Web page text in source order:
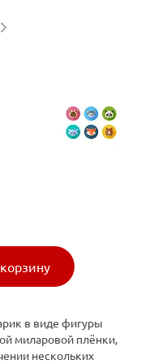
в виде фигуры
миларовой плёнки,
нескольких